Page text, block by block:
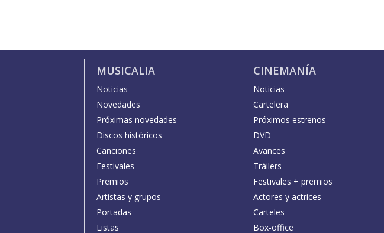
MUSICALIA
Noticias
Novedades
Próximas novedades
Discos históricos
Canciones
Festivales
Premios
Artistas y grupos
Portadas
Listas
CINEMANÍA
Noticias
Cartelera
Próximos estrenos
DVD
Avances
Tráilers
Festivales + premios
Actores y actrices
Carteles
Box-office